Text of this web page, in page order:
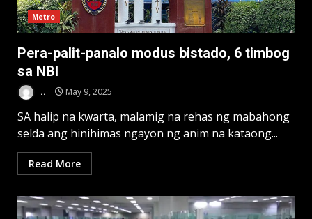
Metro
Pera-palit-panalo modus bistado, 6 timbog
sa NBI
.. May 9, 2025
SA halip na kwarta, malamig na rehas ng mabahong
selda ang hinihimas ngayon ng anim na kataong...
Read More